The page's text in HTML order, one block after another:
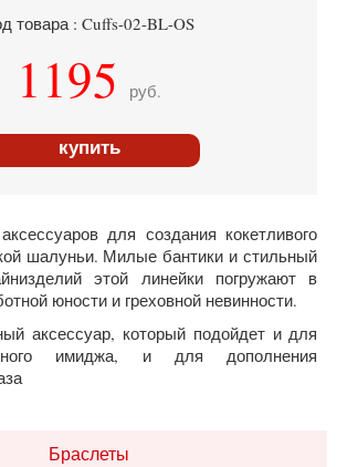
товара : Cuffs-02-BL-OS
1195 руб.
купить
для создания кокетливого
шалуньи. Милые бантики и стильный
этой линейки погружают в
юности и греховной невинности.
аксессуар, который подойдет и для
имиджа, и для дополнения
Браслеты